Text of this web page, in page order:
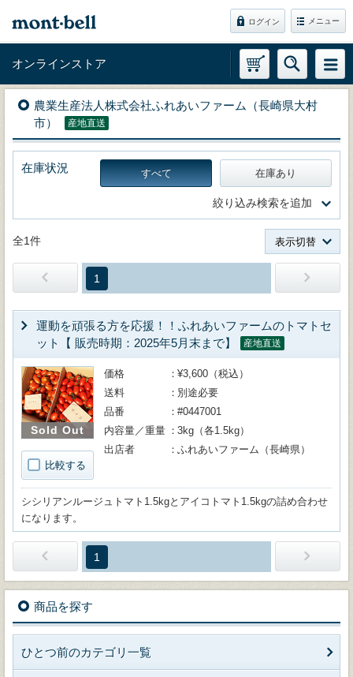
ログイン メニュー
オンラインストア
農業生産法人株式会社ふれあいファーム（長崎県大村
市）
産地直送
在庫状況 すべて 在庫あり
絞り込み検索を追加
全1件 表示切替
1
運動を頑張る方を応援！！ふれあいファームのトマトセ
ット【 販売時期：2025年5月末まで】
産地直送
Sold Out
比較する
価格
¥3,600（税込）
送料
別途必要
品番
#0447001
内容量／重量
3kg（各1.5kg）
出店者
ふれあいファーム（長崎県）
シシリアンルージュトマト1.5kgとアイコトマト1.5kgの詰め合わせ
になります。
1
商品を探す
ひとつ前のカテゴリ一覧